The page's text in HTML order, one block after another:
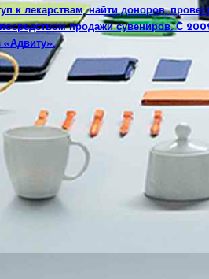
к лекарствам, найти доноров,
продажи сувениров. С
«Адвиту».